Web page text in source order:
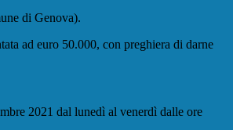
di Genova).
ad euro 50.000, con preghiera di darne
2021 dal lunedì al venerdì dalle ore